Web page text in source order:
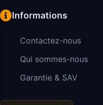
Informations
Contactez-nous
Qui sommes-nous
Garantie & SAV